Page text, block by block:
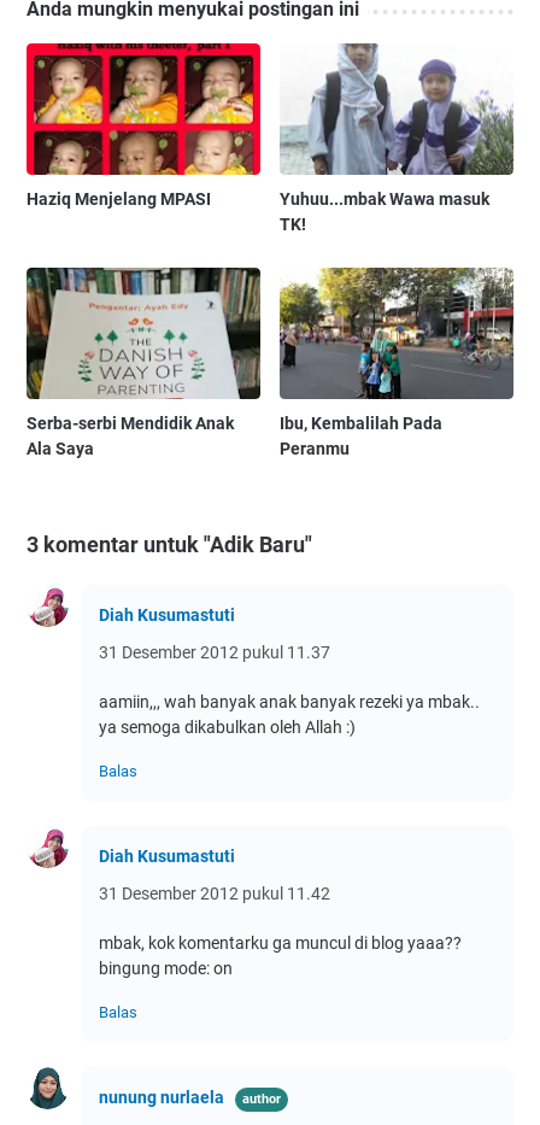
Anda mungkin menyukai postingan ini
Haziq Menjelang MPASI
Yuhuu...mbak Wawa masuk
TK!
Serba-serbi Mendidik Anak
Ala Saya
Ibu, Kembalilah Pada
Peranmu
3 komentar untuk "Adik Baru"
Diah Kusumastuti
31 Desember 2012 pukul 11.37
aamiin,,, wah banyak anak banyak rezeki ya mbak..
ya semoga dikabulkan oleh Allah :)
Balas
Diah Kusumastuti
31 Desember 2012 pukul 11.42
mbak, kok komentarku ga muncul di blog yaaa??
bingung mode: on
Balas
nunung nurlaela